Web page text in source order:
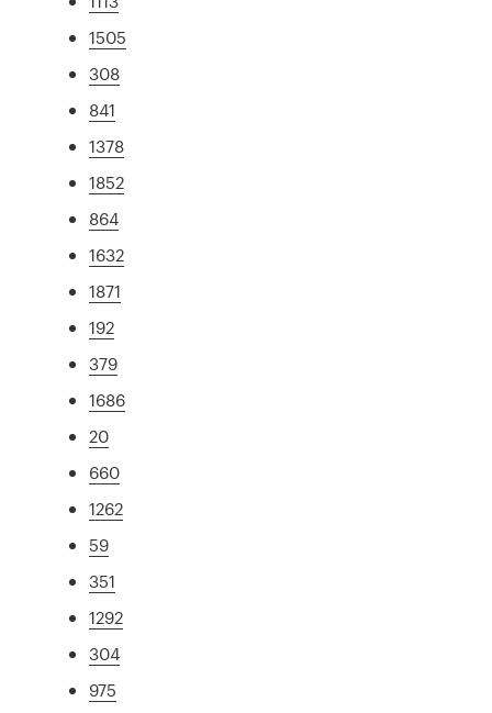
1505
308
841
1378
1852
864
1632
1871
192
379
1686
20
660
1262
59
351
1292
304
975